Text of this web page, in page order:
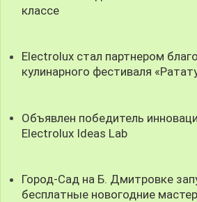
классе
Electrolux стал партнером
кулинарного фестиваля
Объявлен победитель
Electrolux Ideas Lab
Город-Сад на Б. Дмитровке
бесплатные новогодние